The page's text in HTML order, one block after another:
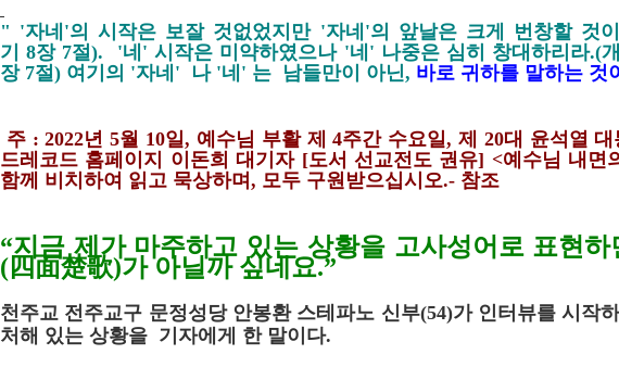
" '자네'의 시작은 보잘 것없었지만 '자네'의 앞날은 크게 번창할 것
기8장 7절). '네' 시작은 미약하였으나 '네' 나중은 심히 창대하리라.(
장 7절) 여기의 '자네' 나 '네' 는 남들만이 아닌, 바로 귀하를 말하는 것
주 : 2022년5월 10일, 예수님 부활 제4주간 수요일, 제 20대 윤석열
드레코드 홈페이지 이돈희 대기자 [도서 선교전도 권유] <예수님 내면
함께 비치하여 읽고 묵상하며 , 모두 구원받으십시오.- 참조
“지금 제가 마주하고 있는 상황을 고사성어로 표현하
(四面楚歌)가 아닐까 싶네요.”
천주교 전주교구 문정성당 안봉환 스테파노 신부(54)가 인터뷰를 시작
처해 있는 상황을 기자에게 한 말이다.